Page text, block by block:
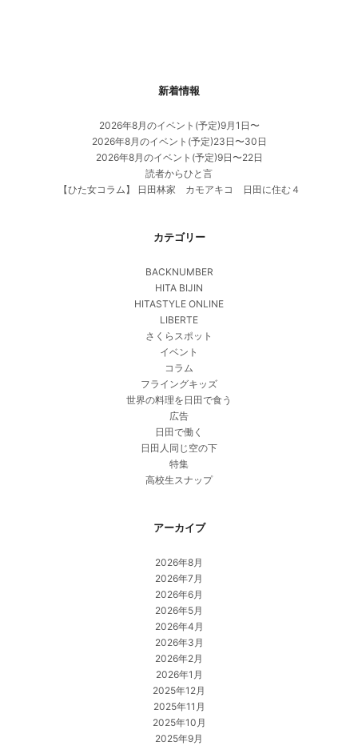
新着情報
2026年8月のイベント(予定)9月1日〜
2026年8月のイベント(予定)23日〜30日
2026年8月のイベント(予定)9日〜22日
読者からひと言
【ひた女コラム】 日田林家 カモアキコ 日田に住む４
カテゴリー
BACKNUMBER
HITA BIJIN
HITASTYLE ONLINE
LIBERTE
さくらスポット
イベント
コラム
フライングキッズ
世界の料理を日田で食う
広告
日田で働く
日田人同じ空の下
特集
高校生スナップ
アーカイブ
2026年8月
2026年7月
2026年6月
2026年5月
2026年4月
2026年3月
2026年2月
2026年1月
2025年12月
2025年11月
2025年10月
2025年9月